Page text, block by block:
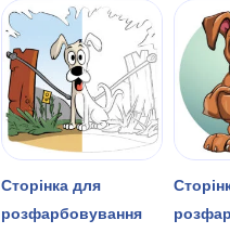
Сторінка для
розфарбовування